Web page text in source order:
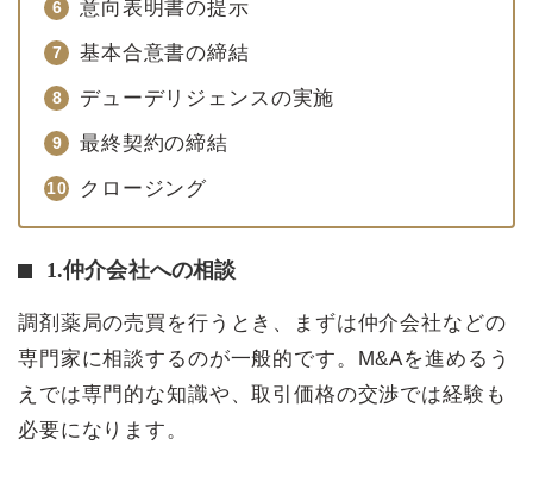
意向表明書の提示
基本合意書の締結
デューデリジェンスの実施
最終契約の締結
クロージング
1.仲介会社への相談
調剤薬局の売買を行うとき、まずは仲介会社などの
専門家に相談するのが一般的です。M&Aを進めるう
えでは専門的な知識や、取引価格の交渉では経験も
必要になります。